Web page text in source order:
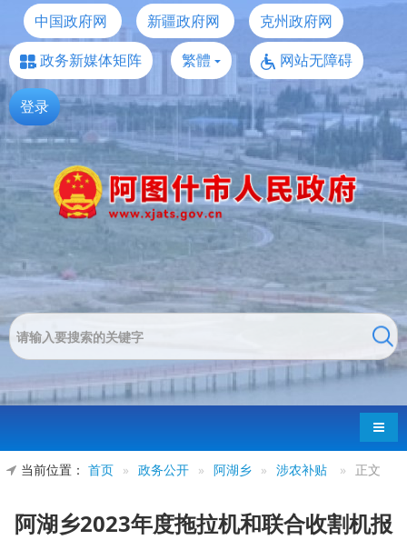
中国政府网 新疆政府网
克州政府网
政务新媒体矩阵
繁體 网站无障碍
登录
导航
当前位置： 首页 » 政务公开 » 阿湖乡 » 涉农补贴 » 正文
阿湖乡2023年度拖拉机和联合收割机报